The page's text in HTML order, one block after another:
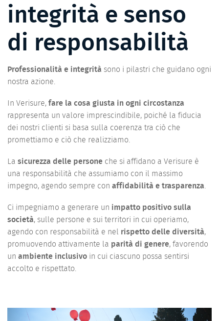
integrità e senso
di responsabilità
Professionalità e integrità sono i pilastri che guidano ogni
nostra azione.
In Verisure, fare la cosa giusta in ogni circostanza
rappresenta un valore imprescindibile, poiché la fiducia
dei nostri clienti si basa sulla coerenza tra ciò che
promettiamo e ciò che realizziamo.
La sicurezza delle persone che si affidano a Verisure è
una responsabilità che assumiamo con il massimo
impegno, agendo sempre con affidabilità e trasparenza
Ci impegniamo a generare un impatto positivo sulla
società, sulle persone e sui territori in cui operiamo,
agendo con responsabilità e nel rispetto delle diversità,
promuovendo attivamente la parità di genere, favorendo
un ambiente inclusivo in cui ciascuno possa sentirsi
accolto e rispettato.